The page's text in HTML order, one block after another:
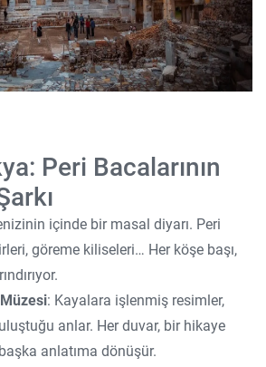
Peri Bacalarının
içinde bir masal diyarı. Peri
göreme kiliseleri… Her köşe başı,
: Kayalara işlenmiş resimler,
anlar. Her duvar, bir hikaye
anlatıma dönüşür.